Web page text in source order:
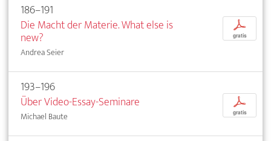
186–191
Die Macht der Materie. What else is
new?
Andrea Seier
p
gratis
193–196
Über Video-Essay-Seminare
Michael Baute
p
gratis